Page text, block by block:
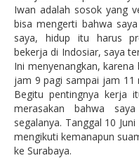
Iwan adalah sosok yang
bisa mengerti bahwa
saya, hidup itu harus
bekerja di Indosiar, saya
Ini menyenangkan,
jam 9 pagi sampai jam 11
Begitu pentingnya kerja
merasakan bahwa
segalanya. Tanggal 10
mengikuti kemanapun
ke Surabaya.